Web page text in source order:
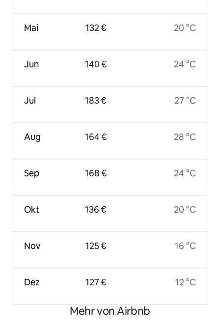
Mai
Jun
Jul
Aug
Sep
Okt
Nov
Dez
132 €
140 €
183 €
164 €
168 €
136 €
125 €
127 €
20 °C
24 °C
27 °C
28 °C
24 °C
20 °C
16 °C
12 °C
Mehr von Airbnb